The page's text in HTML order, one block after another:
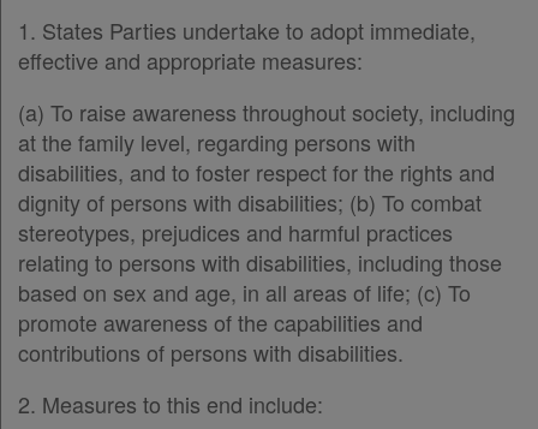
1. States Parties undertake to adopt immediate,
effective and appropriate measures:
(a) To raise awareness throughout society, including
at the family level, regarding persons with
disabilities, and to foster respect for the rights and
dignity of persons with disabilities; (b) To combat
stereotypes, prejudices and harmful practices
relating to persons with disabilities, including those
based on sex and age, in all areas of life; (c) To
promote awareness of the capabilities and
contributions of persons with disabilities.
2. Measures to this end include: